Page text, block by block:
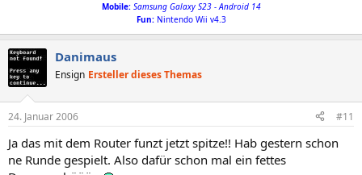
Mobile: Samsung Galaxy S23 - Android 14
Fun: Nintendo Wii v4.3
Danimaus
Ensign Ersteller dieses Themas
24. Januar 2006 #11
Ja das mit dem Router funzt jetzt spitze!! Hab gestern schon
ne Runde gespielt. Also dafür schon mal ein fettes